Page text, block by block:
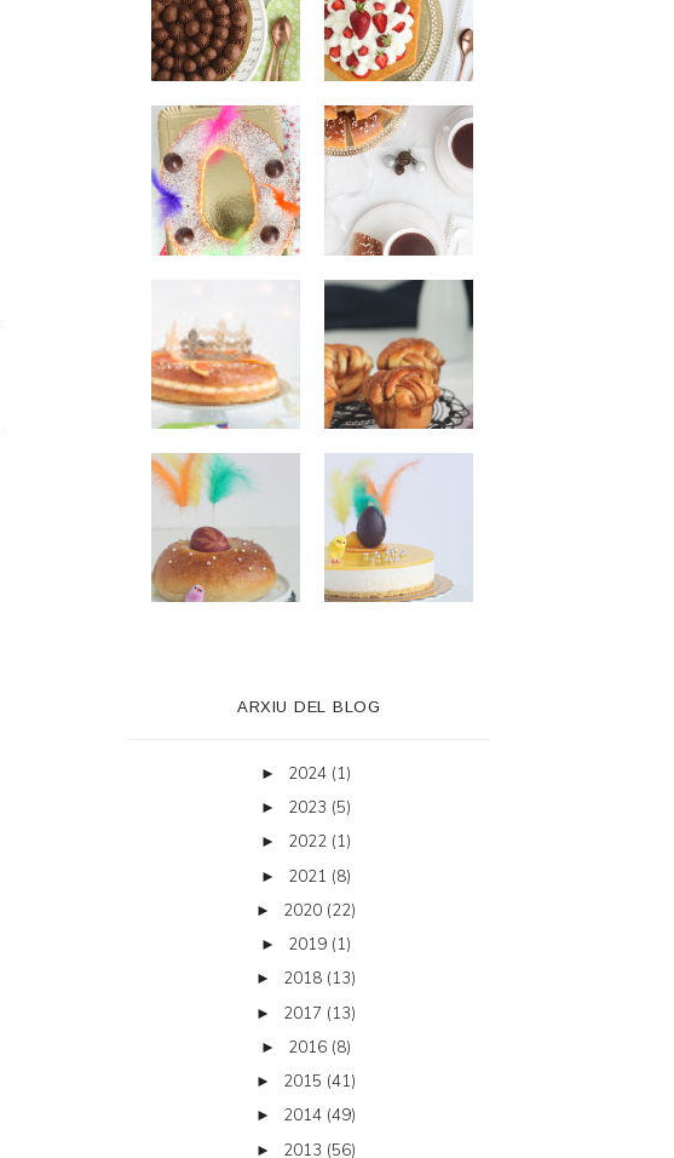
ARXIU DEL BLOG
► 2024 (1)
► 2023 (5)
► 2022 (1)
► 2021 (8)
► 2020 (22)
► 2019 (1)
► 2018 (13)
► 2017 (13)
► 2016 (8)
► 2015 (41)
► 2014 (49)
► 2013 (56)